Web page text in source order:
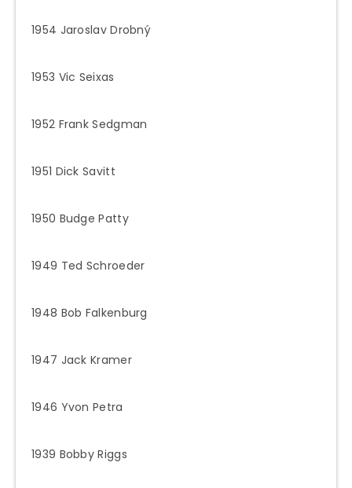
1954 Jaroslav Drobný
1953 Vic Seixas
1952 Frank Sedgman
1951 Dick Savitt
1950 Budge Patty
1949 Ted Schroeder
1948 Bob Falkenburg
1947 Jack Kramer
1946 Yvon Petra
1939 Bobby Riggs